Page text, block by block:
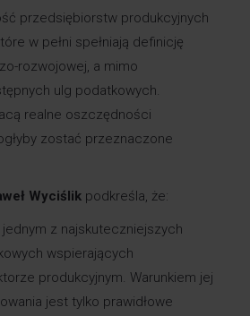
przedsiębiorstw produkcyjnych
w pełni spełniają definicję
rozwojowej, a mimo
ulg podatkowych.
realne oszczędności
zostać przeznaczone
Wyciślik podkreśla, że:
jednym z najskuteczniejszych
wspierających
produkcyjnym. Warunkiem jej
jest tylko prawidłowe